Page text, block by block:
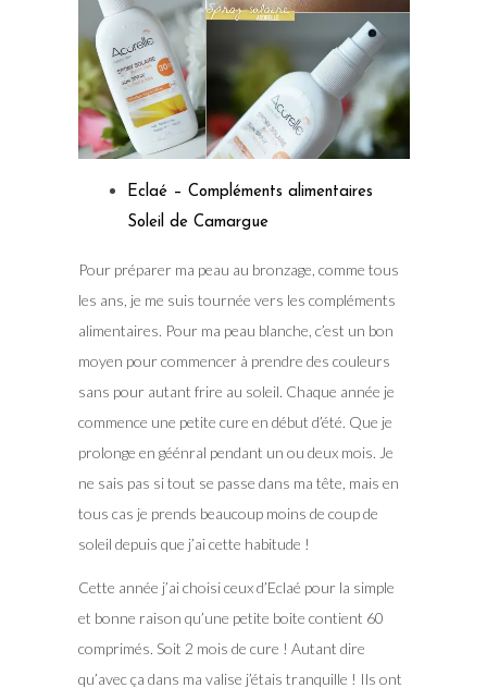
Eclaé – Compléments alimentaires
Soleil de Camargue
Pour préparer ma peau au bronzage, comme tous
les ans, je me suis tournée vers les compléments
alimentaires. Pour ma peau blanche, c’est un bon
moyen pour commencer à prendre des couleurs
sans pour autant frire au soleil. Chaque année je
commence une petite cure en début d’été. Que je
prolonge en géénral pendant un ou deux mois. Je
ne sais pas si tout se passe dans ma tête, mais en
tous cas je prends beaucoup moins de coup de
soleil depuis que j’ai cette habitude !
Cette année j’ai choisi ceux d’Eclaé pour la simple
et bonne raison qu’une petite boite contient 60
comprimés. Soit 2 mois de cure ! Autant dire
qu’avec ça dans ma valise j’étais tranquille ! Ils ont